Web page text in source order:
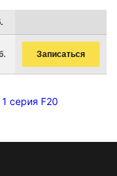
Записаться
серия F20